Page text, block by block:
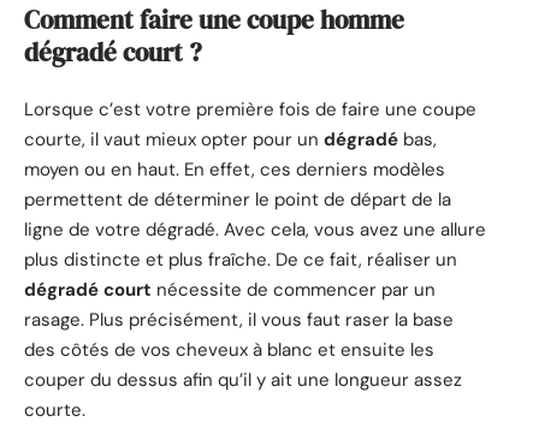
Comment faire une coupe homme
dégradé court ?
Lorsque c’est votre première fois de faire une coupe
courte, il vaut mieux opter pour un dégradé bas,
moyen ou en haut. En effet, ces derniers modèles
permettent de déterminer le point de départ de la
ligne de votre dégradé. Avec cela, vous avez une allure
plus distincte et plus fraîche. De ce fait, réaliser un
dégradé court nécessite de commencer par un
rasage. Plus précisément, il vous faut raser la base
des côtés de vos cheveux à blanc et ensuite les
couper du dessus afin qu’il y ait une longueur assez
courte.